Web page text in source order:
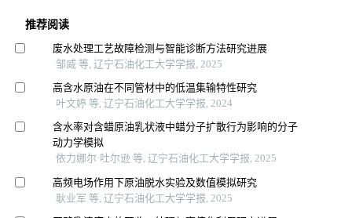
推荐阅读
废水处理工艺故障检测与智能诊断方法研究进展
邹威 等, 辽宁石油化工大学学报, 2025
高含水原油在不同管材中的低温集输特性研究
叶文婷 等, 辽宁石油化工大学学报, 2024
含水率对含蜡原油乳状液中蜡分子扩散行为影响的分子
动力学模拟
依力娜尔·吐尔逊 等, 辽宁石油化工大学学报, 2025
高频电场作用下原油脱水实验及数值模拟研究
耿业军 等, 辽宁石油化工大学学报, 2025